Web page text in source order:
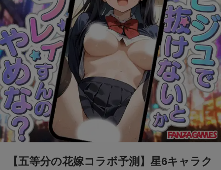
【Switch2】抽選結果が表示されない？原因と
対策は？
「+295356510110からの着信に要注意！詐欺電
話の手口と対処法を解説」
Switch2のスペックは？PS5・PS4とも徹底比
Nintendo Switch 2は何が変わる？前モデルと
の違いを徹底解説！
【五等分の花嫁コラボ予測】星6キャラク